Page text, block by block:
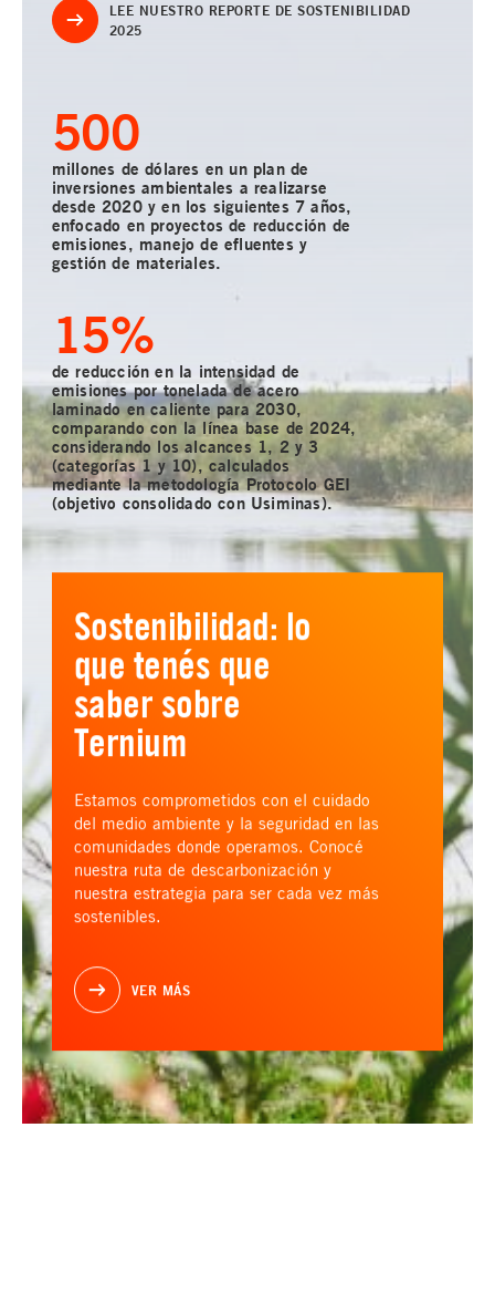
LEE NUESTRO REPORTE DE SOSTENIBILIDAD
2025
500
millones de dólares en un plan de
inversiones ambientales a realizarse
desde 2020 y en los siguientes 7 años,
enfocado en proyectos de reducción de
emisiones, manejo de efluentes y
gestión de materiales.
15%
de reducción en la intensidad de
emisiones por tonelada de acero
laminado en caliente para 2030,
comparando con la línea base de 2024,
considerando los alcances 1, 2 y 3
(categorías 1 y 10), calculados
mediante la metodología Protocolo GEI
(objetivo consolidado con Usiminas).
Sostenibilidad: lo
que tenés que
saber sobre
Ternium
Estamos comprometidos con el cuidado
del medio ambiente y la seguridad en las
comunidades donde operamos. Conocé
nuestra ruta de descarbonización y
nuestra estrategia para ser cada vez más
sostenibles.
VER MÁS